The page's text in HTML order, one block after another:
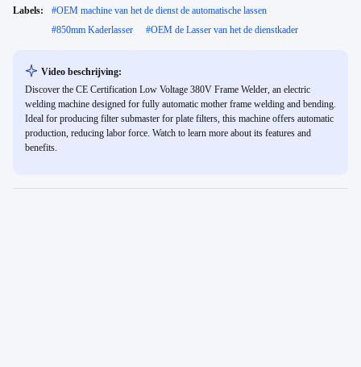
Labels: #OEM machine van het de dienst de automatische lassen
#850mm Kaderlasser #OEM de Lasser van het de dienstkader
Video beschrijving:
Discover the CE Certification Low Voltage 380V Frame Welder, an electric
welding machine designed for fully automatic mother frame welding and bending.
Ideal for producing filter submaster for plate filters, this machine offers automatic
production, reducing labor force. Watch to learn more about its features and
benefits.